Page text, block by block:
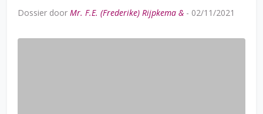
Dossier door Mr. F.E. (Frederike) Rijpkema & - 02/11/2021